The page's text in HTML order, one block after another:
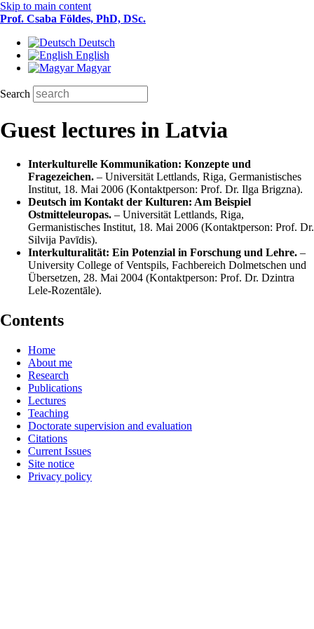
Skip to main content
Prof. Csaba Földes, PhD, DSc.
Deutsch
English
Magyar
Search
Guest lectures in Latvia
Interkulturelle Kommunikation: Konzepte und
Fragezeichen. – Universität Lett­lands, Riga, Germanistisches
Institut, 18. Mai 2006 (Kontaktperson: Prof. Dr. Ilga Brigz­na).
Deutsch im Kontakt der Kulturen: Am Beispiel
Ostmitteleuropas. – Universität Lettlands, Riga,
Germanistisches Institut, 18. Mai 2006 (Kontaktperson: Prof. Dr.
Silvija Pavīdis).
Interkulturalität: Ein Potenzial in Forschung und Lehre. –
University College of Ventspils, Fachbereich Dolmetschen und
Übersetzen, 28. Mai 2004 (Kontaktperson: Prof. Dr. Dzintra
Lele-Rozentāle).
Contents
Home
About me
Research
Publications
Lectures
Teaching
Doctorate supervision and evaluation
Citations
Current Issues
Site notice
Privacy policy